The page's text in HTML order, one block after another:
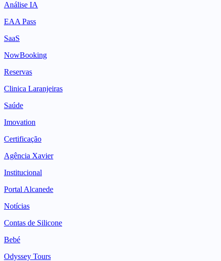
Análise IA
EAA Pass
SaaS
NowBooking
Reservas
Clinica Laranjeiras
Saúde
Imovation
Certificação
Agência Xavier
Institucional
Portal Alcanede
Notícias
Contas de Silicone
Bebé
Odyssey Tours